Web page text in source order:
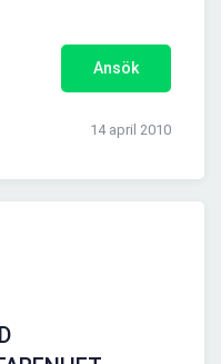
Ansök
14 april 2010